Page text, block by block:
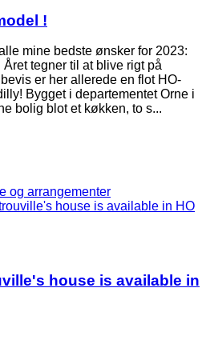
!
mine bedste ønsker for 2023:
tegner til at blive rigt på
er her allerede en flot HO-
Bygget i departementet Orne i
bolig blot et køkken, to s...
og arrangementer
house is available in HO
house is available in